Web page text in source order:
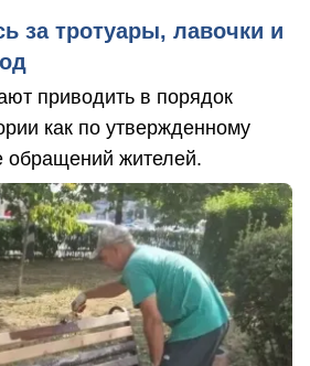
за тротуары, лавочки и
приводить в порядок
как по утвержденному
обращений жителей.